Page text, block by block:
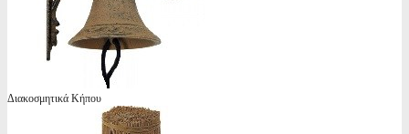
Διακοσμητικά Κήπου